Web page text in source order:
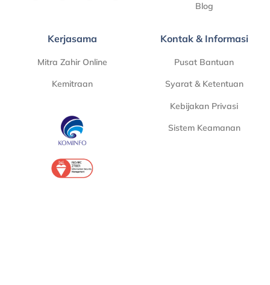
Blog
Kerjasama
Mitra Zahir Online
Kemitraan
Kontak & Informasi
Pusat Bantuan
Syarat & Ketentuan
Kebijakan Privasi
Sistem Keamanan